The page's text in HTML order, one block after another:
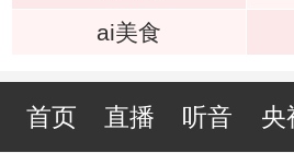
ai美食
首页 直播 听音 央